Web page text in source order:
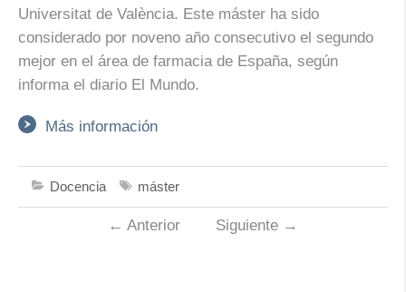
Universitat de València. Este máster ha sido
considerado por noveno año consecutivo el segundo
mejor en el área de farmacia de España, según
informa el diario El Mundo.
Más información
Docencia máster
← Anterior Siguiente →